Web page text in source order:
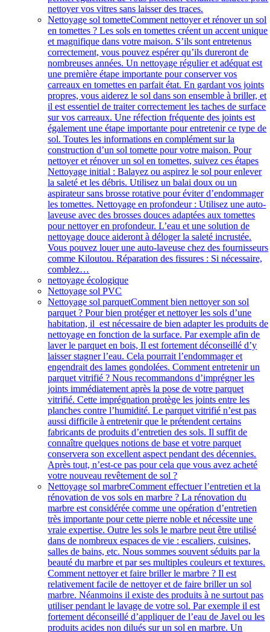
nettoyer vos vitres sans laisser des traces.
Nettoyage sol tometteComment nettoyer et rénover un sol
en tomettes ? Les sols en tomettes créent un accent unique
et magnifique dans votre maison. S’ils sont entretenus
correctement, vous pouvez espérer qu’ils dureront de
nombreuses années. Un nettoyage régulier et adéquat est
une première étape importante pour conserver vos
carreaux en tomettes en parfait état. En gardant vos joints
propres, vous aiderez le sol dans son ensemble à briller, et
il est essentiel de traiter correctement les taches de surface
sur vos carreaux. Une réfection fréquente des joints est
également une étape importante pour entretenir ce type de
sol. Toutes les informations en complément sur la
construction d’un sol tomette pour votre maison. Pour
nettoyer et rénover un sol en tomettes, suivez ces étapes
Nettoyage initial : Balayez ou aspirez le sol pour enlever
la saleté et les débris. Utilisez un balai doux ou un
aspirateur sans brosse rotative pour éviter d’endommager
les tomettes. Nettoyage en profondeur : Utilisez une auto-
laveuse avec des brosses douces adaptées aux tomettes
pour nettoyer en profondeur. L’eau et une solution de
nettoyage douce aideront à déloger la saleté incrustée.
Vous pouvez louer une auto-laveuse chez des fournisseurs
comme Kiloutou. Réparation des fissures : Si nécessaire,
comblez…
nettoyage écologique
Nettoyage sol PVC
Nettoyage sol parquetComment bien nettoyer son sol
parquet ? Pour bien protéger et nettoyer les sols d’une
habitation, il est nécessaire de bien adapter les produits de
nettoyage en fonction de la surface. Par exemple afin de
laver le parquet en bois, Il est fortement déconseillé d’y
laisser stagner l’eau. Cela pourrait l’endommager et
engendrait des lames gondolées. Comment entretenir un
parquet vitrifié ? Nous recommandons d’imprégner les
joints immédiatement après la pose de votre parquet
vitrifié. Cette imprégnation protège les joints entre les
planches contre l’humidité. Le parquet vitrifié n’est pas
aussi difficile à entretenir que le prétendent certains
fabricants de produits d’entretien des sols. Il suffit de
connaître quelques notions de base et votre parquet
conservera son excellent aspect pendant des décennies.
Après tout, n’est-ce pas pour cela que vous avez acheté
votre nouveau revêtement de sol ?
Nettoyage sol marbreComment effectuer l’entretien et la
rénovation de vos sols en marbre ? La rénovation du
marbre est considérée comme une opération d’entretien
très importante pour cette pierre noble et nécessite une
vraie expertise. Outre les sols le marbre peut être utilisé
dans de nombreux espaces de vie : escaliers, cuisines,
salles de bains, etc. Nous sommes souvent séduits par la
beauté du marbre et par ses multiples couleurs et textures.
Comment nettoyer et faire briller le marbre ? Il est
relativement facile de nettoyer et de faire briller un sol
marbre. Néanmoins il existe des produits à ne surtout pas
utiliser pendant le lavage de votre sol. Par exemple il est
fortement déconseillé d’appliquer de l’eau de Javel ou les
produits acides non dilués sur un sol en marbre. Un